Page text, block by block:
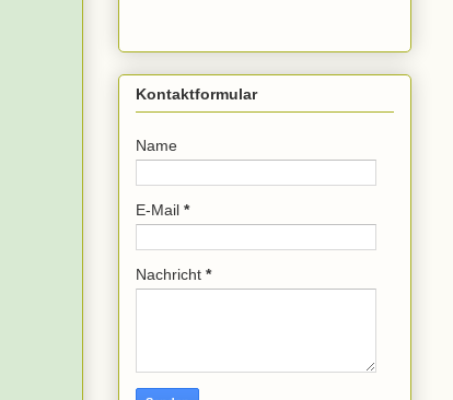
Kontaktformular
Name
E-Mail *
Nachricht *